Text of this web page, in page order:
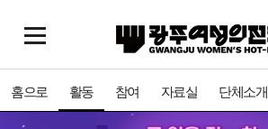
홈으로 활동 참여 자료실 단체소개